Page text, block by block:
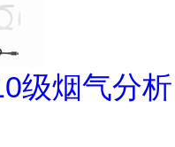
级烟气分析